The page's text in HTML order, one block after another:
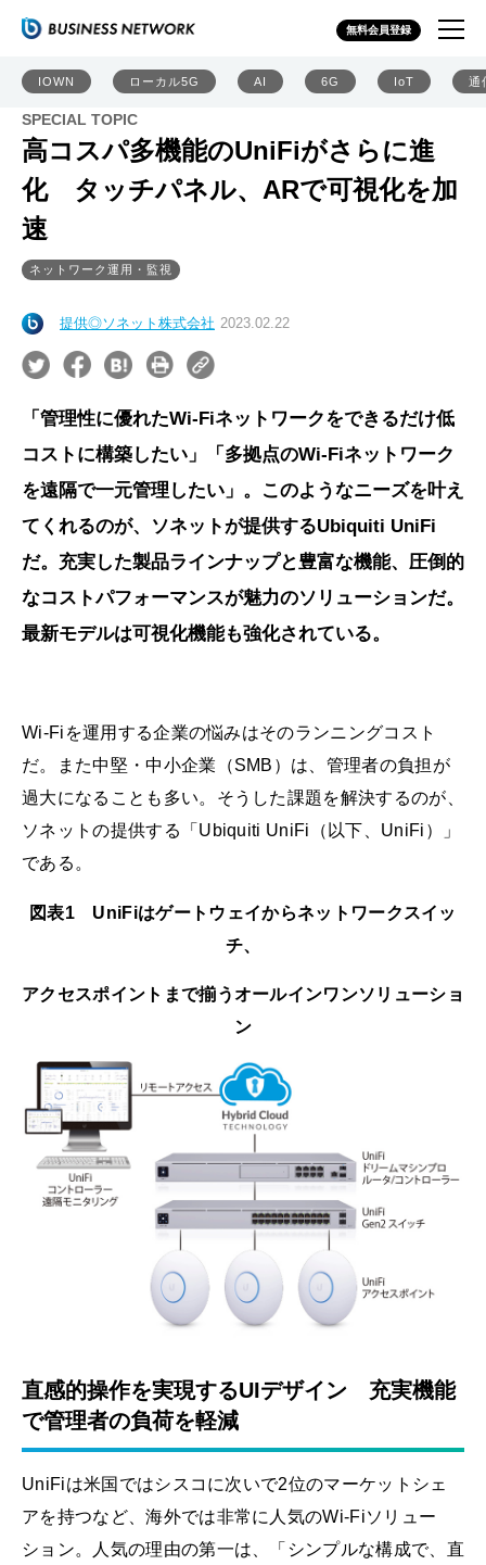
無料会員登録
IOWN ローカル5G AI 6G IoT 通
SPECIAL TOPIC
高コスパ多機能のUniFiがさらに進
化 タッチパネル、ARで可視化を加
速
ネットワーク運用・監視
提供◎ソネット株式会社 2023.02.22
「管理性に優れたWi-Fiネットワークをできるだけ低
コストに構築したい」「多拠点のWi-Fiネットワーク
を遠隔で一元管理したい」。このようなニーズを叶え
てくれるのが、ソネットが提供するUbiquiti UniFi
だ。充実した製品ラインナップと豊富な機能、圧倒的
なコストパフォーマンスが魅力のソリューションだ。
最新モデルは可視化機能も強化されている。
Wi-Fiを運用する企業の悩みはそのランニングコスト
だ。また中堅・中小企業（SMB）は、管理者の負担が
過大になることも多い。そうした課題を解決するのが、
ソネットの提供する「Ubiquiti UniFi（以下、UniFi）」
である。
図表1 UniFiはゲートウェイからネットワークスイッ
チ、
アクセスポイントまで揃うオールインワンソリューショ
ン
直感的操作を実現するUIデザイン 充実機能
で管理者の負荷を軽減
UniFiは米国ではシスコに次いで2位のマーケットシェ
アを持つなど、海外では非常に人気のWi-Fiソリュー
ション。人気の理由の第一は、「シンプルな構成で、直